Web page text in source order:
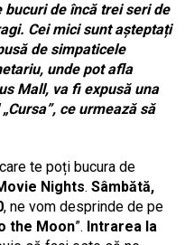
de încă trei seri de
Cei mici sunt așteptați
de simpaticele
unde pot afla
Mall, va fi expusă una
ce urmează să
te poți bucura de
Nights. Sâmbătă,
, ne vom desprinde de pe
the Moon”. Intrarea la